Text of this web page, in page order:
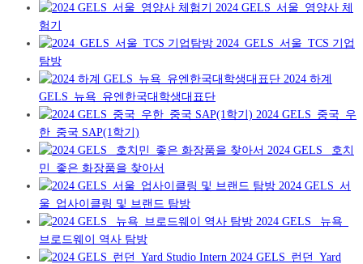
2024 GELS_서울_영양사 체
험기
2024_GELS_서울_TCS 기업
탐방
2024 하계
GELS_뉴욕_유엔한국대학생대표단
2024 GELS_중국_우
한_중국 SAP(1학기)
2024 GELS _호치
민_좋은 화장품을 찾아서
2024 GELS_서
울_업사이클링 및 브랜드 탐방
2024 GELS _뉴욕_
브로드웨이 역사 탐방
2024 GELS_런던_Yard